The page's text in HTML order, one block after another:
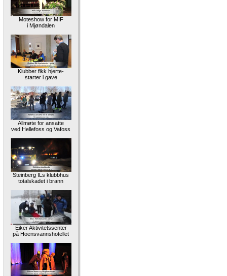
Moteshow for MIF
i Mjøndalen
Klubber fikk hjerte-
starter i gave
Allmøte for ansatte
ved Hellefoss og Vafoss
Steinberg ILs klubbhus
totalskadet i brann
Eiker Aktivitetssenter
på Hoensvannshotellet